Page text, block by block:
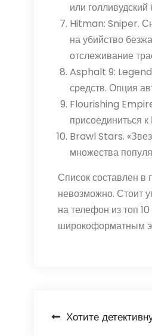
или
Hitman: Sniper.
на убийство
отслеживание
Asphalt 9:
средств. Опция
Flourishing
присоединиться
Brawl Stars.
множества
Список составлен в
невозможно. Стоит
на телефон из топ
широкоформатным
Навигация
Хотите